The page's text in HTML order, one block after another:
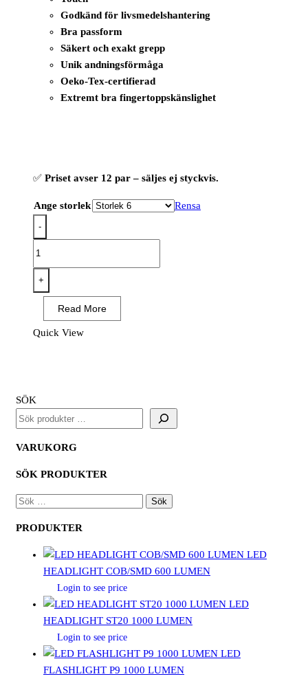
Godkänd för livsmedelshantering
Bra passform
Säkert och exakt grepp
Unik andningsförmåga
Oeko-Tex-certifierad
Extremt bra fingertoppskänslighet
✅ Priset avser 12 par – säljes ej styckvis.
Ange storlek Rensa
-
Flexible
Advanced
(12
+
Read More
Quick View
SÖK
VARUKORG
SÖK PRODUKTER
SÖK
PRODUKTER
LED
HEADLIGHT COB/SMD 600 LUMEN
Login to see price
LED
HEADLIGHT ST20 1000 LUMEN
Login to see price
LED
FLASHLIGHT P9 1000 LUMEN